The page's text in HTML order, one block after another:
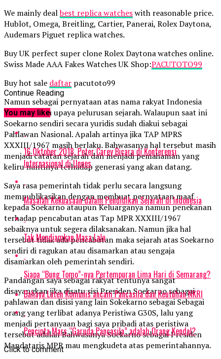
We mainly dealbest replica watcheswith reasonable price.
Hublot, Omega, Breitling, Cartier, Panerai, Rolex Daytona,
Audemars Piguet replica watches.
Buy UK perfect super clone Rolex Daytona watches online.
Swiss Made AAA Fakes Watches UK Shop:PACUTOTO99
Buy hot sale daftar pacutoto99
Namun sebagai pernyataan atas nama rakyat Indonesia
sebagai suatu upaya pelurusan sejarah. Walaupun saat ini
Soekarno sendiri secara yuridis sudah diakui sebagai
Pahlawan Nasional. Apalah artinya jika TAP MPRS
XXXIII/1967 masih berlaku. Bahwasanya hal tersebut masih
menjadi catatan sejarah dan menjadi pemahaman yang
keliru nantinya terhadap generasi yang akan datang.
Saya rasa pemerintah tidak perlu secara langsung
mempublikasikan dengan membuat pernyataan maaf
kepada Soekarno ataupun Keluarganya namun penekanan
terhadap pencabutan atas Tap MPR XXXIII/1967
sebaiknya untuk segera dilaksanakan. Namun jika hal
tersebut tidak ada pencabutan maka sejarah atas Soekarno
sendiri di ragukan atau disamarkan atau sengaja
disamarkan oleh pemerintah sendiri.
Pandangan saya sebagai rakyat tentunya sangat
disayangkan jika disatu sisi Presiden Soekarno sebagai
pahlawan dan disisi yang lain Sokekarno sebagai Sebagai
orang yang terlibat adanya Peristiwa G30S, lalu yang
menjadi pertanyaan bagi saya pribadi atas peristiwa
tersebut adalah Bahwasanya Soekarno sebagai Presiden
Mandataris MPR mau mengkudeta atas pemerintahannya.
Continue Reading
You may like
16 Oktober 2018, Peter Carey Bicara di Konferensi
Internasional di Unnes
Masalah Kekuasaan dalam Pendidikan Sejarah di Indonesia
Tak Mendiamkan Masa Lalu
Siapa “Bung Tomo”-nya Pertempuran Lima Hari di Semarang?
Bahaya Laten Komunis ancam Pancasila dan Keutuhan NKRI
Pencipta Mars “Garuda Pancasila” adalah Orang Kendal?
Click to comment